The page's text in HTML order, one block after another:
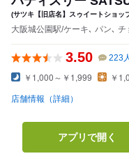
(サツキ【旧店名】スゥイートショッ
大阪城公園駅/ケーキ､ パン､ チ
3.50 223
￥1,000～￥1,999 ￥
店舗情報（詳細）
アプリで開く